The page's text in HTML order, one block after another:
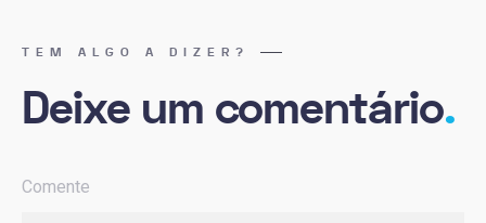
TEM ALGO A DIZER?
Deixe um comentário.
Comente